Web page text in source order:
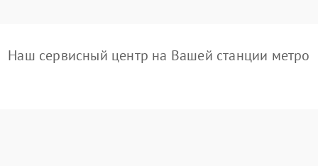
Наш сервисный центр на Вашей станции метро